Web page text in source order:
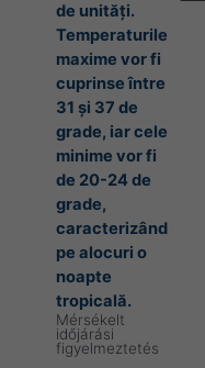
de unități.
Temperaturile
maxime vor fi
cuprinse între
31 și 37 de
grade, iar cele
minime vor fi
de 20-24 de
grade,
caracterizând
pe alocuri o
noapte
tropicală.
Mérsékelt
időjárási
figyelmeztetés